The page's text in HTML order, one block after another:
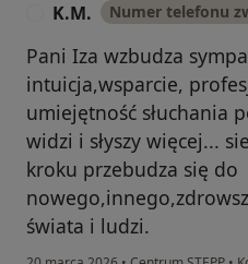
K.M. Numer telefonu
Pani Iza wzbudza
intuicja,wsparcie,
umiejętność słuchania
widzi i słyszy więcej...
kroku przebudza się do
świata i ludzi.